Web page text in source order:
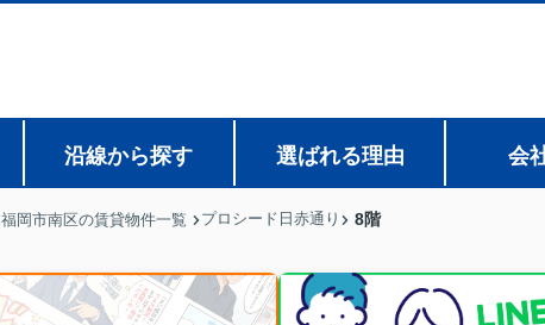
沿線から探す 選ばれる理由 会
福岡市南区の賃貸物件一覧 プロシード日赤通り 8階